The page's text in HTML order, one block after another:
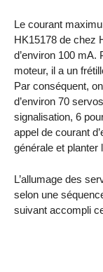
Le courant
HK15178 de chez
d’environ 100 mA.
moteur, il a un
Par conséquent,
d’environ 70
signalisation, 6
appel de courant
générale et
L’allumage des
selon une
suivant accompli